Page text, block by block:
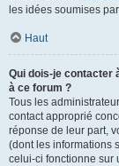
les idées soumises
Haut
Qui dois-je contacter
à ce forum ?
Tous les
contact approprié
réponse de leur part,
(dont les informations
celui-ci fonctionne sur